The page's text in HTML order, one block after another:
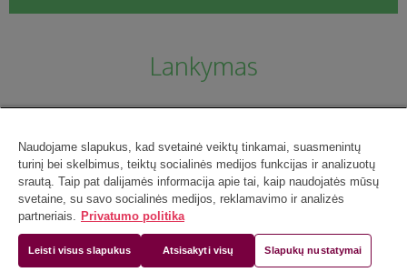
Lankymas
Naudojame slapukus, kad svetainė veiktų tinkamai, suasmenintų
turinį bei skelbimus, teiktų socialinės medijos funkcijas ir analizuotų
srautą. Taip pat dalijamės informacija apie tai, kaip naudojatės mūsų
svetaine, su savo socialinės medijos, reklamavimo ir analizės
partneriais. Privatumo politika
Leisti visus slapukus Atsisakyti visų Slapukų nustatymai